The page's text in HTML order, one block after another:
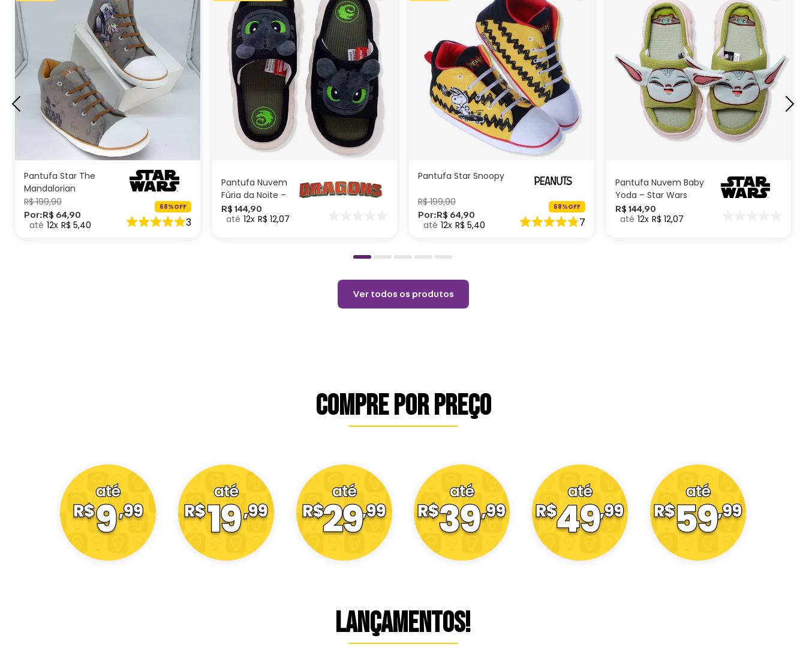
Pantufa Star The
Mandalorian
R$ 199,90
Por:R$ 64,90
12 R$ 5,40
68%OFF
3
G M P
Pantufa Nuvem
Fúria da Noite –
Como Treinar
seu Dragão
R$ 144,90
12 R$ 12,07
G M
ADICIONAR AO CARRINHO
Pantufa Star Snoopy
R$ 199,90
Por:R$ 64,90
12 R$ 5,40
68%OFF
7
G P
ADICIONAR AO CARRINHO
Pantufa Nuvem Baby
Yoda – Star Wars
R$ 144,90
12 R$ 12,07
G M P
ADICIONAR AO CARRINHO
Ver todos os produtos
COMPRE POR PREÇO
LANÇAMENTOS!